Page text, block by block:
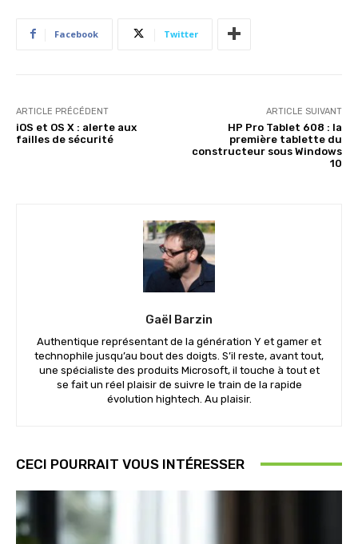
Facebook Twitter
ARTICLE PRÉCÉDENT
iOS et OS X : alerte aux
failles de sécurité
ARTICLE SUIVANT
HP Pro Tablet 608 : la
première tablette du
constructeur sous Windows
10
Gaël Barzin
Authentique représentant de la génération Y et gamer et
technophile jusqu’au bout des doigts. S’il reste, avant tout,
une spécialiste des produits Microsoft, il touche à tout et
se fait un réel plaisir de suivre le train de la rapide
évolution hightech. Au plaisir.
CECI POURRAIT VOUS INTÉRESSER